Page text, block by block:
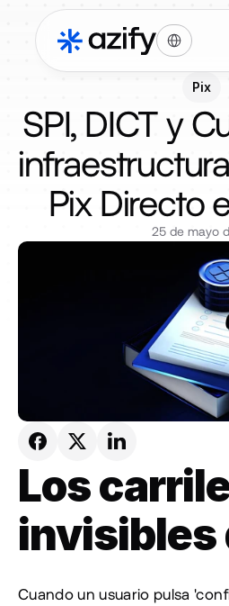
Select
Pix
SPI, DICT y
Pix Directo
25 de mayo
Los
invisibles
Cuando un usuario pulsa